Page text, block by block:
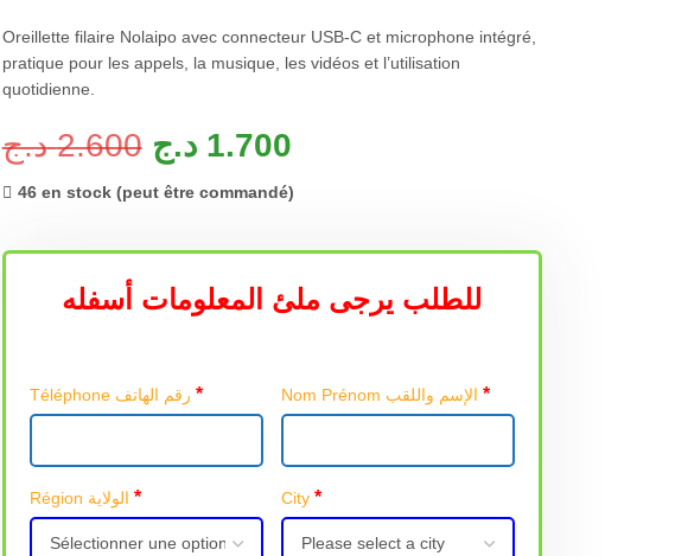
Oreillette filaire Nolaipo avec connecteur USB-C et microphone intégré,
pratique pour les appels, la musique, les vidéos et l’utilisation
quotidienne.
2.600 د.ج 1.700 د.ج
46 en stock (peut être commandé)
للطلب يرجى ملئ المعلومات أسفله
* *
* City *